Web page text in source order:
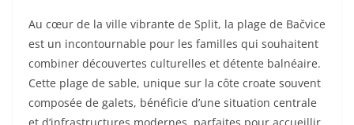
Au cœur de la ville vibrante de Split, la plage de Bačvice
est un incontournable pour les familles qui souhaitent
combiner découvertes culturelles et détente balnéaire.
Cette plage de sable, unique sur la côte croate souvent
composée de galets, bénéficie d’une situation centrale